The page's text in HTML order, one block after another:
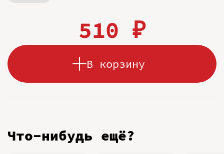
510 ₽
В корзину
Что-нибудь ещё?